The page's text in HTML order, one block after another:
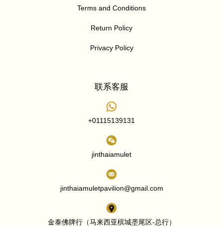
Terms and Conditions
Return Policy
Privacy Policy
联系客服
+01115139131
jinthaiamulet
jinthaiamuletpavilion@gmail.com
金泰佛牌行（马来西亚槟城垄尾区-总行）